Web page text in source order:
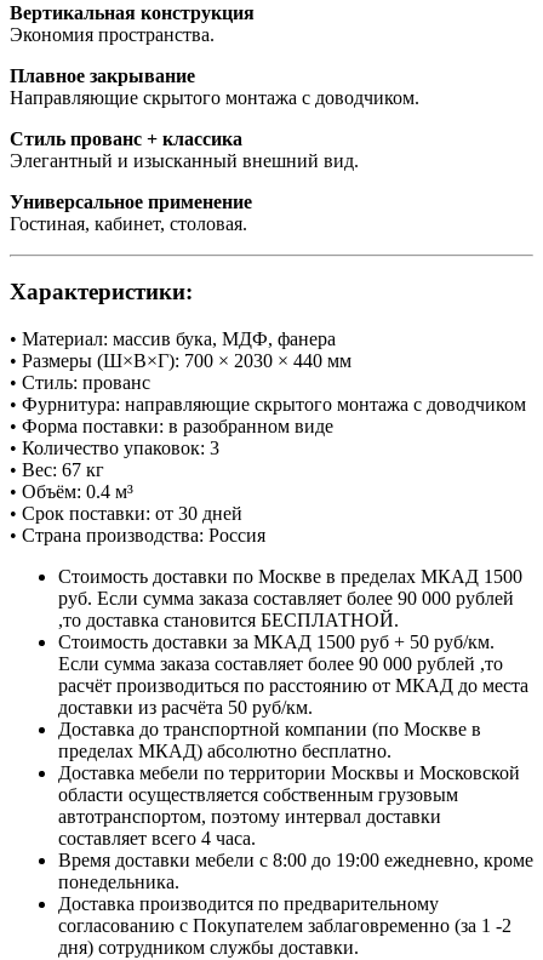
Вертикальная конструкция
Экономия пространства.
Плавное закрывание
Направляющие скрытого монтажа с доводчиком.
Стиль прованс + классика
Элегантный и изысканный внешний вид.
Универсальное применение
Гостиная, кабинет, столовая.
Характеристики:
• Материал: массив бука, МДФ, фанера
• Размеры (Ш×В×Г): 700 × 2030 × 440 мм
• Стиль: прованс
• Фурнитура: направляющие скрытого монтажа с доводчиком
• Форма поставки: в разобранном виде
• Количество упаковок: 3
• Вес: 67 кг
• Объём: 0.4 м³
• Срок поставки: от 30 дней
• Страна производства: Россия
Стоимость доставки по Москве в пределах МКАД 1500
руб. Если сумма заказа составляет более 90 000 рублей
,то доставка становится БЕСПЛАТНОЙ.
Стоимость доставки за МКАД 1500 руб + 50 руб/км.
Если сумма заказа составляет более 90 000 рублей ,то
расчёт производиться по расстоянию от МКАД до места
доставки из расчёта 50 руб/км.
Доставка до транспортной компании (по Москве в
пределах МКАД) абсолютно бесплатно.
Доставка мебели по территории Москвы и Московской
области осуществляется собственным грузовым
автотранспортом, поэтому интервал доставки
составляет всего 4 часа.
Время доставки мебели с 8:00 до 19:00 ежедневно, кроме
понедельника.
Доставка производится по предварительному
согласованию с Покупателем заблаговременно (за 1 -2
дня) сотрудником службы доставки.